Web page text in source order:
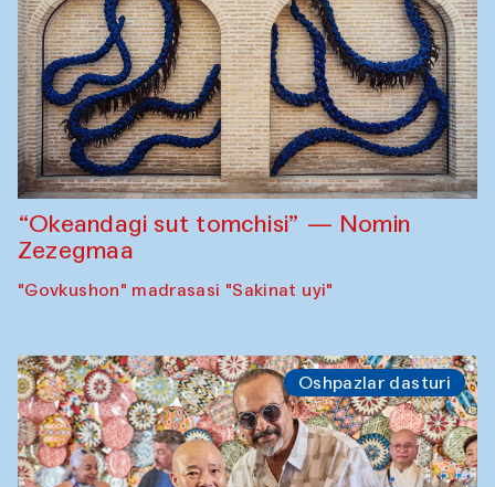
“Okeandagi sut tomchisi” — Nomin
Zezegmaa
"Govkushon" madrasasi "Sakinat uyi"
Oshpazlar dasturi